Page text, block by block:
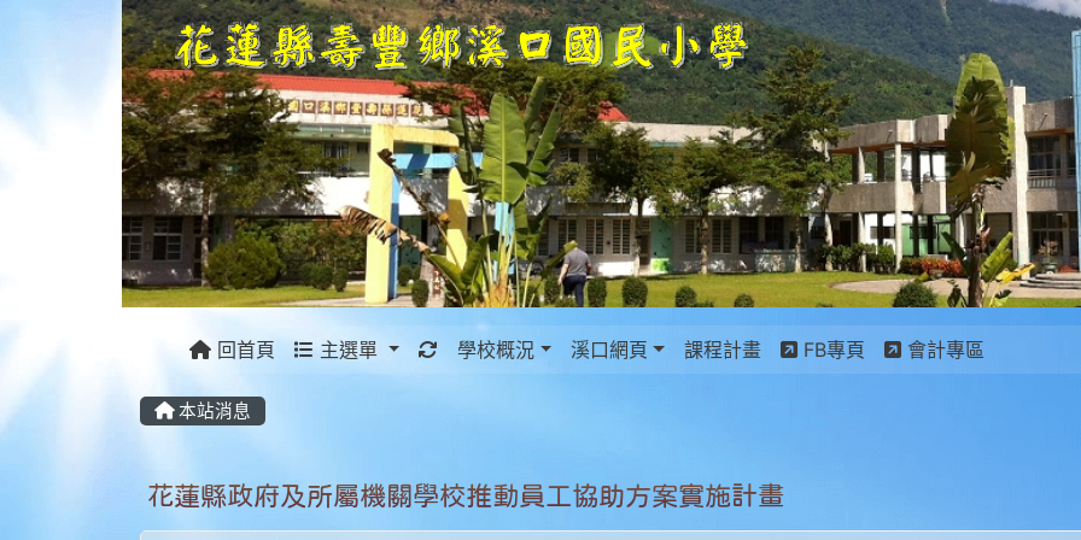
回首頁 主選單 重新取得佈景設定
學校概況 溪口網頁 課程計畫 FB專頁 會計專區
本站消息
花蓮縣政府及所屬機關學校推動員工協助方案實施計畫